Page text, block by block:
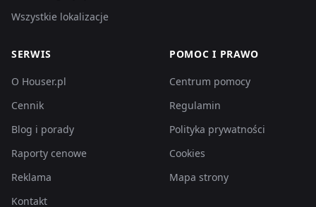
Wszystkie lokalizacje
SERWIS
O Houser.pl
Cennik
Blog i porady
Raporty cenowe
Reklama
Kontakt
POMOC I PRAWO
Centrum pomocy
Regulamin
Polityka prywatności
Cookies
Mapa strony